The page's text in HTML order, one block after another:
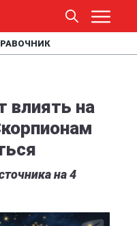
влиять на
на 4